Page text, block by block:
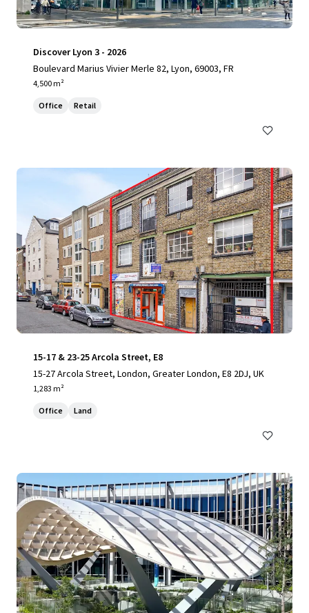
Discover Lyon 3 - 2026
Boulevard Marius Vivier Merle 82, Lyon, 69003, FR
4,500 m²
Office Retail
15-17 & 23-25 Arcola Street, E8
15-27 Arcola Street, London, Greater London, E8 2DJ, UK
1,283 m²
Office Land